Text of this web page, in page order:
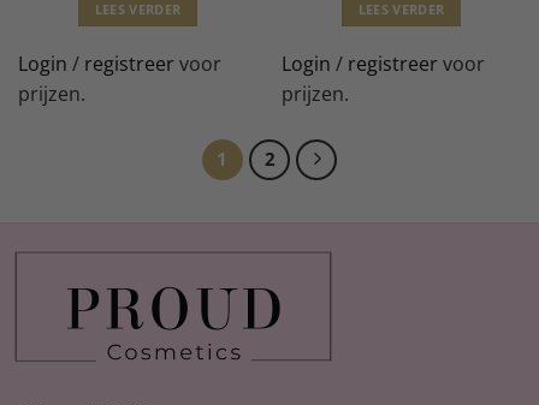
LEES VERDER
Login / registreer voor
prijzen.
LEES VERDER
Login / registreer voor
prijzen.
1 2